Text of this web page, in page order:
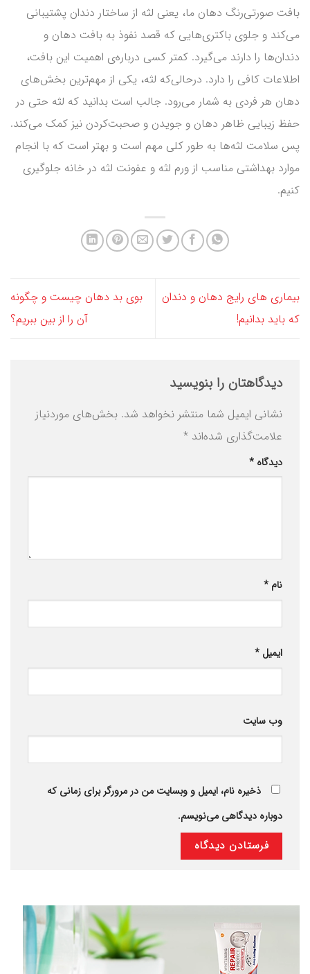
بافت صورتی‌رنگ دهان ما، یعنی لثه از ساختار دندان پشتیبانی
می‌کند و جلوی باکتری‌هایی که قصد نفوذ به بافت دهان و
دندان‌ها را دارند می‌گیرد. کمتر کسی درباره‌ی اهمیت این بافت،
اطلاعات کافی را دارد. درحالی‌که‌ لثه، یکی از مهم‌ترین بخش‌های
دهان هر فردی به شمار می‌رود. جالب است بدانید که لثه حتی در
حفظ زیبایی ظاهر دهان و جویدن و صحبت‌کردن نیز کمک می‌کند.
پس سلامت لثه‌ها به طور کلی مهم است و بهتر است که با انجام
موارد بهداشتی مناسب از ورم لثه و عفونت لثه در خانه جلوگیری
کنیم.
بیماری های رایج دهان و دندان
که باید بدانیم!
بوی بد دهان چیست و چگونه
آن را از بین ببریم؟
دیدگاهتان را بنویسید
نشانی ایمیل شما منتشر نخواهد شد. بخش‌های موردنیاز
علامت‌گذاری شده‌اند *
دیدگاه *
نام *
ایمیل *
وب‌ سایت
ذخیره نام، ایمیل و وبسایت من در مرورگر برای زمانی که
دوباره دیدگاهی می‌نویسم.